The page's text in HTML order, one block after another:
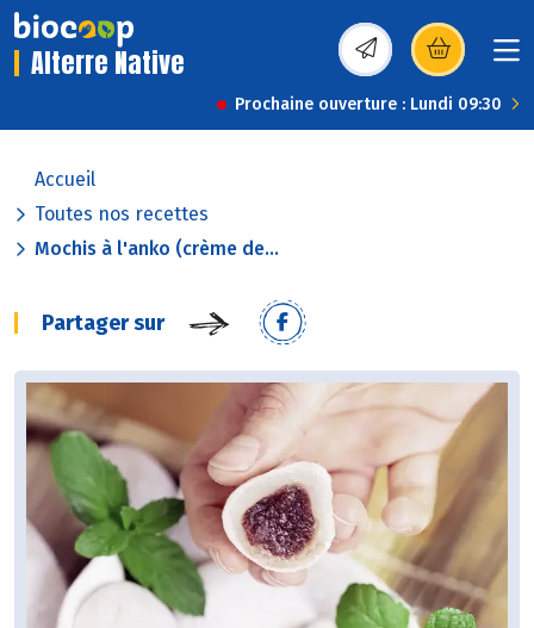
Alterre Native (s’ouvre dans une
Prochaine ouverture : Lundi 09:30
Accueil
Toutes nos recettes
Mochis à l'anko (crème de...
Partager sur